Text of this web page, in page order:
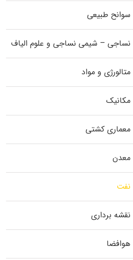
طبیعی
نساجی – شیمی نساجی و علوم الیاف
و مواد
معماری کشتی
معدن
نفت
برداری